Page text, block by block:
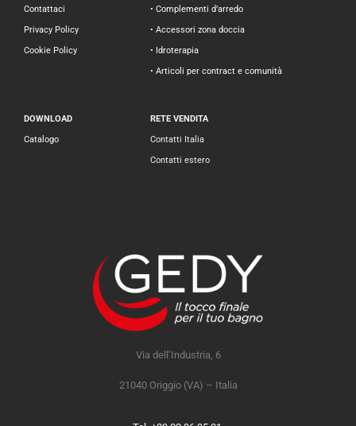
Contattaci
Privacy Policy
Cookie Policy
• Complementi d’arredo
• Accessori zona doccia
• Idroterapia
• Articoli per contract e comunità
DOWNLOAD
Catalogo
RETE VENDITA
Contatti Italia
Contatti estero
Via dell’Industria, 6
21040 Origgio (VA) – Italia